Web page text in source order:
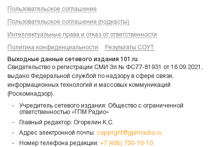
Пользовательское соглашение
Пользовательское соглашение (подкасты)
Интеллектуальные права и отказ от ответственности
Политика конфиденциальности Результаты СОУТ
Выходные данные сетевого издания 101.ru
Свидетельство о регистрации СМИ Эл № ФС77-81931 от 16.09.2021,
выдано Федеральной службой по надзору в сфере связи,
информационных технологий и массовых коммуникаций
(Роскомнадзор).
Учредитель сетевого издания: Общество с ограниченной
ответственностью «ГПМ Радио»
Главный редактор: Огорелин К.С.
Адрес электронной почты: copyright@gpmradio.ru
Номер телефона редакции: +7 (495) 730-10-10